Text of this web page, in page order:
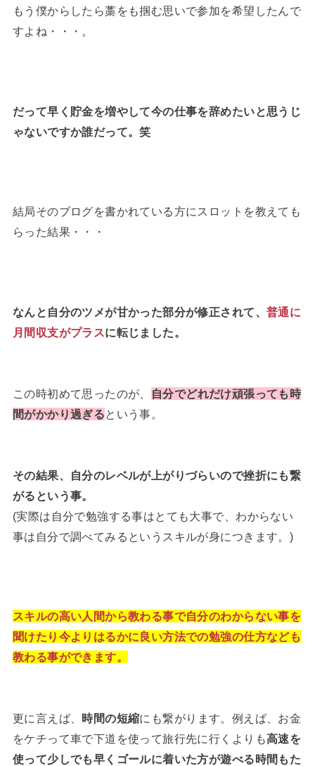
もう僕からしたら藁をも掴む思いで参加を希望したんで
すよね・・・。
だって早く貯金を増やして今の仕事を辞めたいと思うじ
ゃないですか誰だって。笑
結局そのブログを書かれている方にスロットを教えても
らった結果・・・
なんと自分のツメが甘かった部分が修正されて、 普通に
月間収支がプラスに転じました。
この時初めて思ったのが、
自分でどれだけ頑張っても時
間がかかり過ぎる という事。
その結果、自分のレベルが上がりづらいので挫折にも繋
がるという事。
(実際は自分で勉強する事はとても大事で、わからない
事は自分で調べてみるというスキルが身につきます。)
スキルの高い人間から教わる事で自分のわからない事を
聞けたり今よりはるかに良い方法での勉強の仕方なども
教わる事ができます。
更に言えば、 時間の短縮にも繋がります。例えば、お金
をケチって車で下道を使って旅行先に行くよりも高速を
使って少しでも早くゴールに着いた方が遊べる時間もた